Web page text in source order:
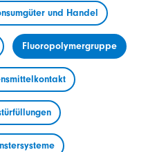
und Handel
Fluoropolymergruppe